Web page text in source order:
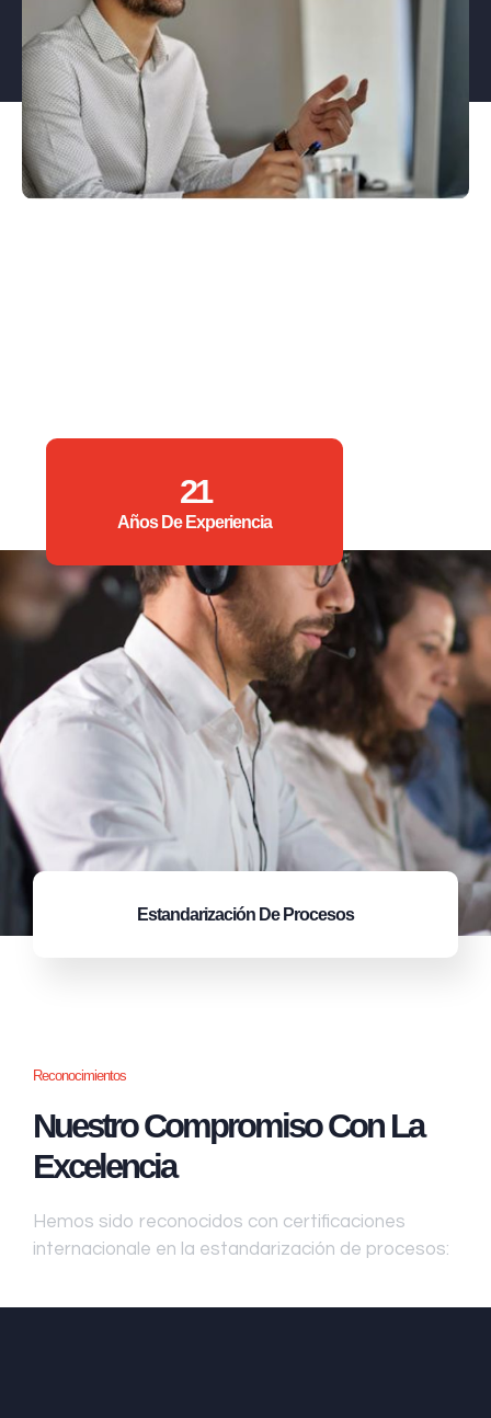
21
Años De Experiencia
Estandarización De Procesos
Reconocimientos
Nuestro Compromiso Con La
Excelencia
Hemos sido reconocidos con certificaciones
internacionale en la estandarización de procesos: